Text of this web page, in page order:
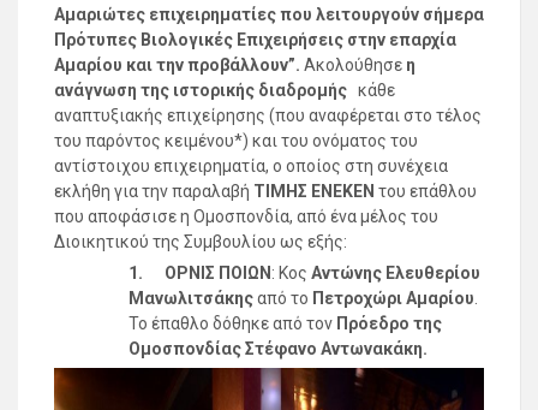
Αμαριώτες επιχειρηματίες που λειτουργούν σήμερα
Πρότυπες Βιολογικές Επιχειρήσεις στην επαρχία
Αμαρίου και την προβάλλουν”. Ακολούθησε η
ανάγνωση της ιστορικής διαδρομής κάθε
αναπτυξιακής επιχείρησης (που αναφέρεται στο τέλος
του παρόντος κειμένου*) και του ονόματος του
αντίστοιχου επιχειρηματία, ο οποίος στη συνέχεια
εκλήθη για την παραλαβή ΤΙΜΗΣ ΕΝΕΚΕΝ του επάθλου
που αποφάσισε η Ομοσπονδία, από ένα μέλος του
Διοικητικού της Συμβουλίου ως εξής:
1. ΟΡΝΙΣ ΠΟΙΩΝ : Κος Αντώνης Ελευθερίου
Μανωλιτσάκηςαπό το Πετροχώρι Αμαρίου
Το έπαθλο δόθηκε από τον Πρόεδρο της
ΟμοσπονδίαςΣτέφανο Αντωνακάκη.